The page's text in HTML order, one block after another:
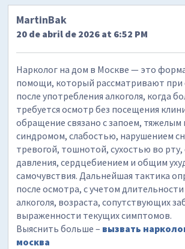
MartinBak
20 de abril de 2026 at 6:52 PM
Нарколог на дом в Москве — это
помощи, который рассматривают при
после употребления алкоголя, когда
требуется осмотр без посещения
обращение связано с запоем,
синдромом, слабостью, нарушением
тревогой, тошнотой, сухостью во рту,
давления, сердцебиением и общим
самочувствия. Дальнейшая тактика
после осмотра, с учетом
алкоголя, возраста, сопутствующих
выраженности текущих симптомов.
Выяснить больше – вызвать
москва